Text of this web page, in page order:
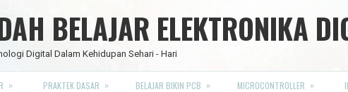
BELAJAR ELEKTRONIKA
Digital Dalam Kehidupan Sehari - Hari
» PRAKTEK DASAR » BELAJAR BIKIN PCB » MICROCONTROLLER »